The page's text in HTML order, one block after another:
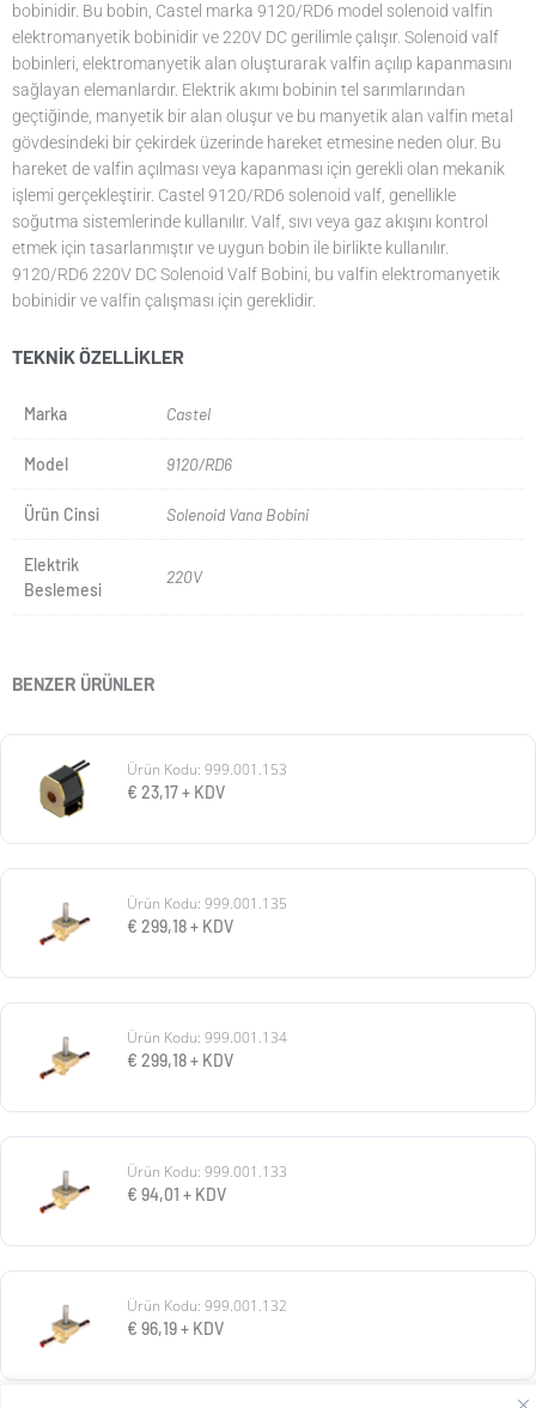
bobinidir. Bu bobin, Castel marka 9120/RD6 model solenoid valfin
elektromanyetik bobinidir ve 220V DC gerilimle çalışır. Solenoid valf
bobinleri, elektromanyetik alan oluşturarak valfin açılıp kapanmasını
sağlayan elemanlardır. Elektrik akımı bobinin tel sarımlarından
geçtiğinde, manyetik bir alan oluşur ve bu manyetik alan valfin metal
gövdesindeki bir çekirdek üzerinde hareket etmesine neden olur. Bu
hareket de valfin açılması veya kapanması için gerekli olan mekanik
işlemi gerçekleştirir. Castel 9120/RD6 solenoid valf, genellikle
soğutma sistemlerinde kullanılır. Valf, sıvı veya gaz akışını kontrol
etmek için tasarlanmıştır ve uygun bobin ile birlikte kullanılır.
9120/RD6 220V DC Solenoid Valf Bobini, bu valfin elektromanyetik
bobinidir ve valfin çalışması için gereklidir.
TEKNIK ÖZELLIKLER
Marka Castel
Model 9120/RD6
Ürün Cinsi Solenoid Vana Bobini
Elektrik
Beslemesi
220V
BENZER ÜRÜNLER
Ürün Kodu: 999.001.153
€ 23,17+ KDV
Ürün Kodu: 999.001.135
€ 299,18+ KDV
Ürün Kodu: 999.001.134
€ 299,18+ KDV
Ürün Kodu: 999.001.133
€ 94,01 + KDV
Ürün Kodu: 999.001.132
€ 96,19+ KDV